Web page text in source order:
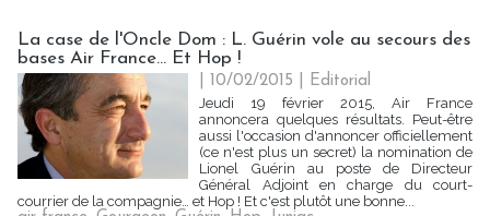
La case de l'Oncle Dom : L. Guérin vole au secours des
bases Air France... Et Hop !
| 10/02/2015
Editorial
Jeudi 19 février 2015, Air France
annoncera quelques résultats. Peut-être
aussi l'occasion d'annoncer officiellement
(ce n'est plus un secret) la nomination de
Lionel Guérin au poste de Directeur
Général Adjoint en charge du court-
courrier de la compagnie… et Hop ! Et c'est plutôt une bonne...